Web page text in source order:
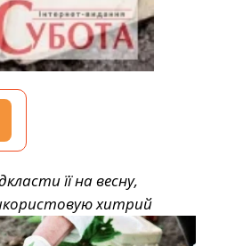
її на весну,
хитрий